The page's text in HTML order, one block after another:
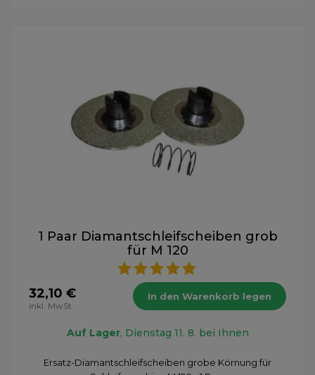
1 Paar Diamantschleifscheiben grob
für M 120
32,10 €
inkl. MwSt.
In den Warenkorb legen
Auf Lager, Dienstag 11. 8. bei Ihnen
Ersatz-Diamantschleifscheiben grobe Körnung für